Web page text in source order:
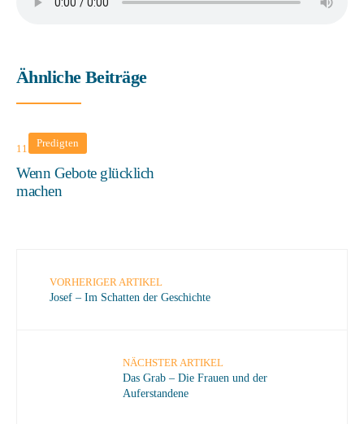
Ähnliche Beiträge
Predigten
11. Januar 2026
Wenn Gebote glücklich
machen
VORHERIGER ARTIKEL
Josef – Im Schatten der Geschichte
NÄCHSTER ARTIKEL
Das Grab – Die Frauen und der
Auferstandene